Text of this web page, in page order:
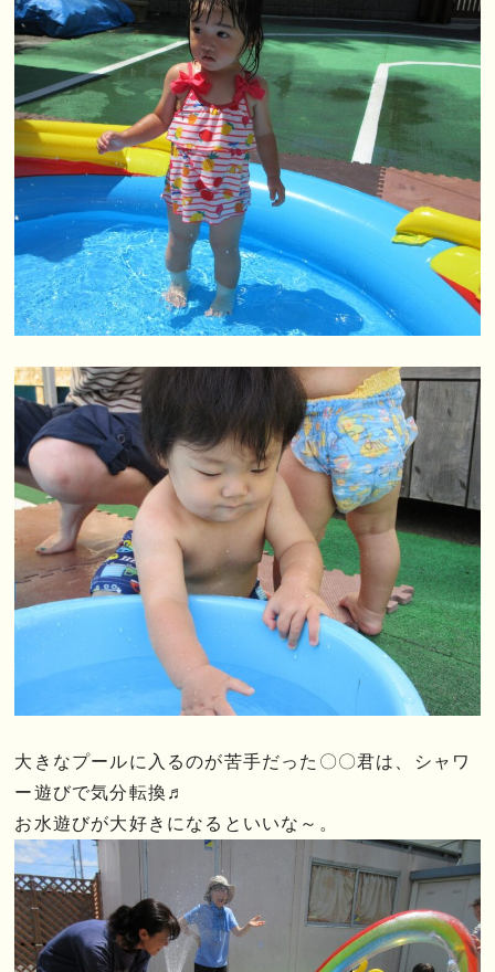
大きなプールに入るのが苦手だった〇〇君は、シャワ
ー遊びで気分転換♬
お水遊びが大好きになるといいな～。